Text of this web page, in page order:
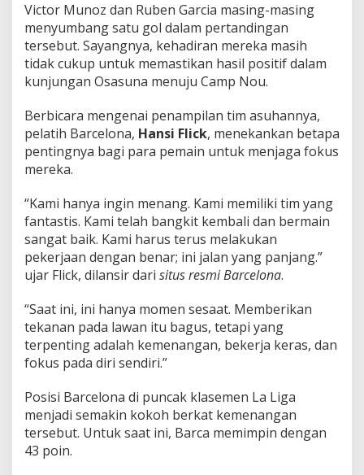
Victor Munoz dan Ruben Garcia masing-masing
menyumbang satu gol dalam pertandingan
tersebut. Sayangnya, kehadiran mereka masih
tidak cukup untuk memastikan hasil positif dalam
kunjungan Osasuna menuju Camp Nou.
Berbicara mengenai penampilan tim asuhannya,
pelatih Barcelona, Hansi Flick, menekankan betapa
pentingnya bagi para pemain untuk menjaga fokus
mereka.
“Kami hanya ingin menang. Kami memiliki tim yang
fantastis. Kami telah bangkit kembali dan bermain
sangat baik. Kami harus terus melakukan
pekerjaan dengan benar; ini jalan yang panjang.”
ujar Flick, dilansir dari situs resmi Barcelona.
“Saat ini, ini hanya momen sesaat. Memberikan
tekanan pada lawan itu bagus, tetapi yang
terpenting adalah kemenangan, bekerja keras, dan
fokus pada diri sendiri.”
Posisi Barcelona di puncak klasemen La Liga
menjadi semakin kokoh berkat kemenangan
tersebut. Untuk saat ini, Barca memimpin dengan
43 poin.